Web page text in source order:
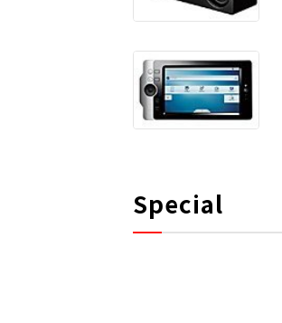
Special